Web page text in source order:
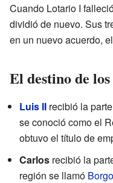
Cuando Lotario I
dividió de nuevo. Sus
en un nuevo acuerdo,
El destino de
Luis II recibió la
se conoció como el
obtuvo el título de
Carlos recibió la
región se llamó